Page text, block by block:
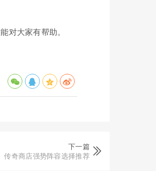
对大家有帮助。
下一篇
传奇商店强势阵容选择推荐